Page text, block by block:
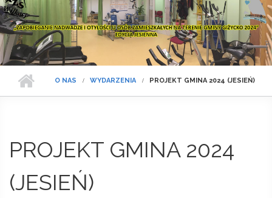
O NAS WYDARZENIA PROJEKT GMINA 2024 (JESIEŃ)
PROJEKT GMINA 2024
(JESIEŃ)